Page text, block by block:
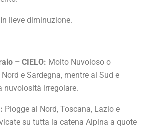
In lieve diminuzione.
– CIELO: Molto Nuvoloso o
e Sardegna, mentre al Sud e
nuvolosità irregolare.
Piogge al Nord, Toscana, Lazio e
su tutta la catena Alpina a quote